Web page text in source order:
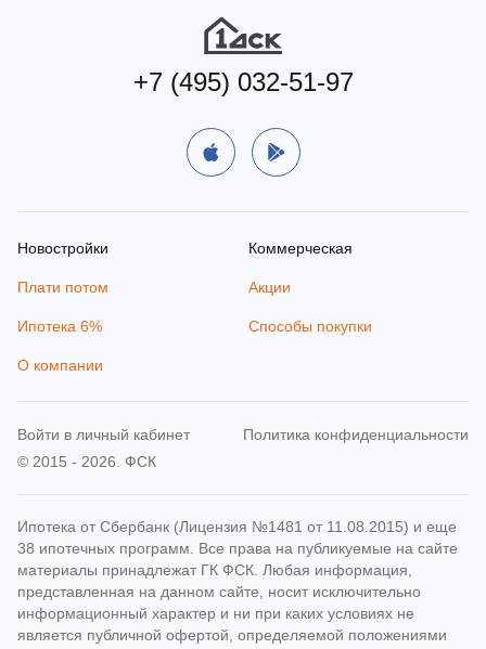
+7 (495) 032-51-97
Новостройки Коммерческая
Плати потом Акции
Ипотека 6% Способы покупки
О компании
© 2015 - 2026. ФСК
Политика конфиденциальности
Ипотека от Сбербанк (Лицензия №1481 от 11.08.2015) и еще
38 ипотечных программ. Все права на публикуемые на сайте
материалы принадлежат ГК ФСК. Любая информация,
представленная на данном сайте, носит исключительно
информационный характер и ни при каких условиях не
является публичной офертой, определяемой положениями
Войти в личный кабинет